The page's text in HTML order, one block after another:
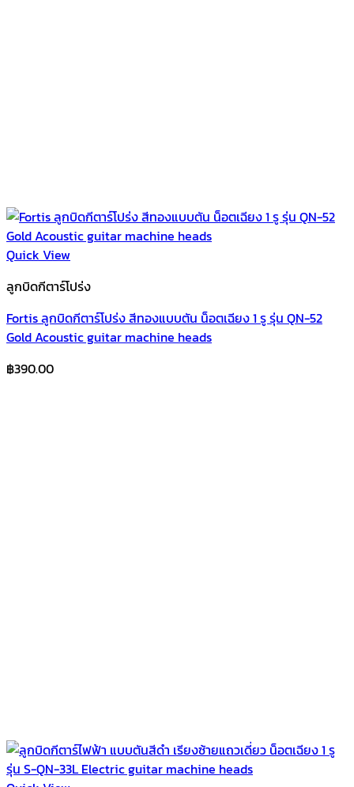
Quick View
ลูกบิดกีตาร์โปร่ง
Fortis ลูกบิดกีตาร์โปร่ง สีทองแบบตัน น็อตเฉียง 1 รู รุ่น QN-52
Gold Acoustic guitar machine heads
฿390.00